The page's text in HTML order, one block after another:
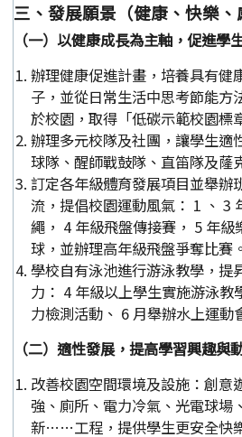
三、發展願景（健康、快樂、
（一）以健康成長為主軸，促進學
辦理健康促進計畫，培養具有健
子，並從日常生活中思考節能方
於校園，取得「低碳示範校園標
辦理多元校隊及社團，讓學生適
球隊、醒師戰鼓隊、直笛隊及
訂定各年級體育發展項目並舉辦
流，提倡校園運動風氣： 1 、 3
繩， 4 年級飛盤傳接賽， 5 年級
球，並辦理高年級飛盤爭奪比賽。
學校自有泳池進行游泳教學，提
力： 4 年級以上學生實施游泳教
力檢測活動、 6 月舉辦水上運動
（二）適性發展，提高學習興趣與
改善校園空間環境及設施：創意
強、廁所、電力冷氣、光電球場
新……工程，提供學生更安全快